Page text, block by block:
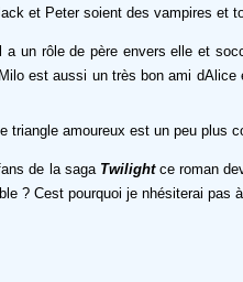
et Peter soient des vampires et
un rôle de père envers elle et
est aussi un très bon ami
triangle amoureux est un peu
de la saga Twilight ce roman
Cest pourquoi je nhésiterai